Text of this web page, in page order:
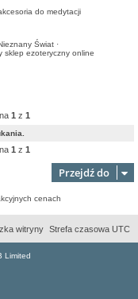
Świat·
sklep ezoteryczny online
1 z 1
1 z 1
Przejdź do
Strefa czasowa UTC
witryny
Limited